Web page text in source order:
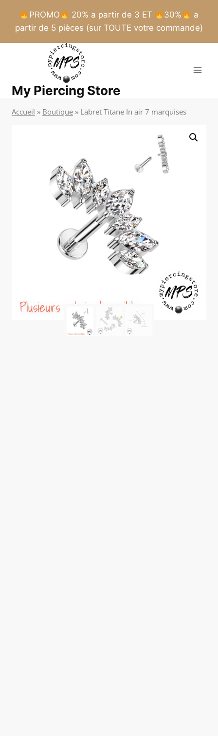
PROMO 20% a partir de 3 ET 30%
a
partir de 5 pièces (sur TOUTE votre commande)
My Piercing Store
Accueil » Boutique » Labret Titane In air 7 marquises